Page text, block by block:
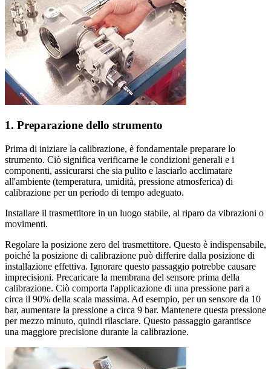
1. Preparazione dello strumento
Prima di iniziare la calibrazione, è fondamentale preparare lo
strumento. Ciò significa verificarne le condizioni generali e i
componenti, assicurarsi che sia pulito e lasciarlo acclimatare
all'ambiente (temperatura, umidità, pressione atmosferica) di
calibrazione per un periodo di tempo adeguato.
Installare il trasmettitore in un luogo stabile, al riparo da vibrazioni o
movimenti.
Regolare la posizione zero del trasmettitore. Questo è indispensabile,
poiché la posizione di calibrazione può differire dalla posizione di
installazione effettiva. Ignorare questo passaggio potrebbe causare
imprecisioni. Precaricare la membrana del sensore prima della
calibrazione. Ciò comporta l'applicazione di una pressione pari a
circa il 90% della scala massima. Ad esempio, per un sensore da 10
bar, aumentare la pressione a circa 9 bar. Mantenere questa pressione
per mezzo minuto, quindi rilasciare. Questo passaggio garantisce
una maggiore precisione durante la calibrazione.